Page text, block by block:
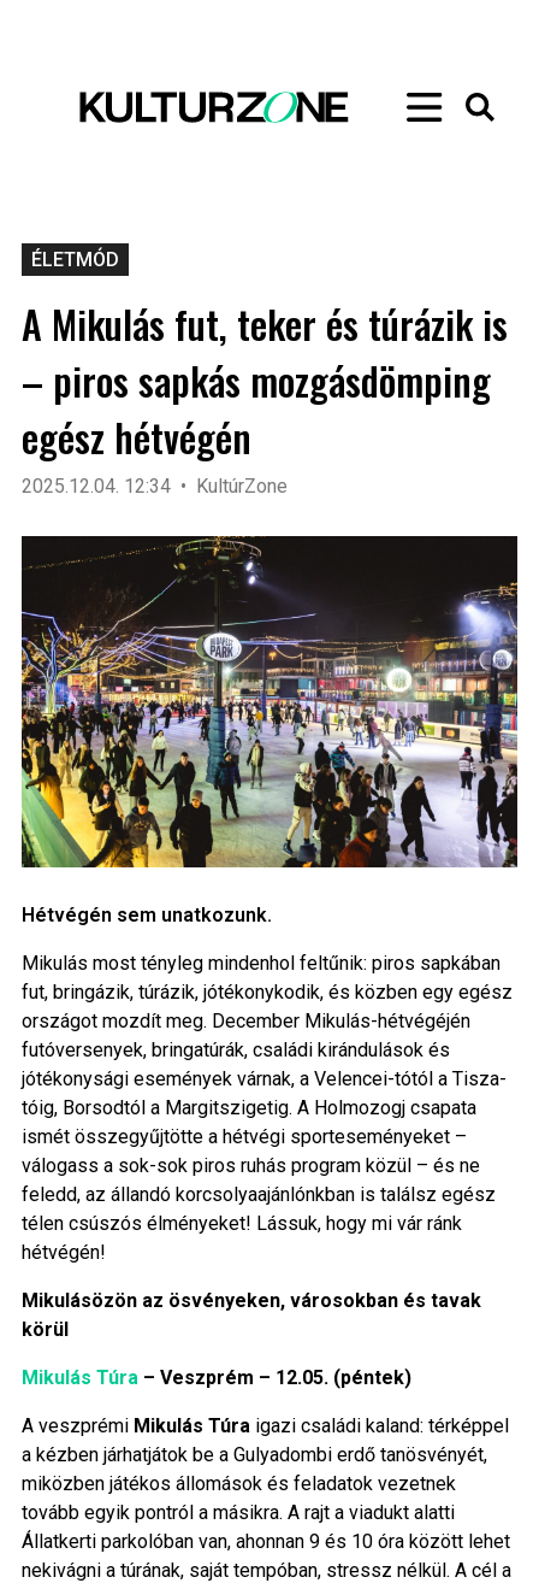
ÉLETMÓD
A Mikulás fut, teker és túrázik is
– piros sapkás mozgásdömping
egész hétvégén
2025.12.04. 12:34 KultúrZone
Hétvégén sem unatkozunk.
Mikulás most tényleg mindenhol feltűnik: piros sapkában
fut, bringázik, túrázik, jótékonykodik, és közben egy egész
országot mozdít meg. December Mikulás-hétvégéjén
futóversenyek, bringatúrák, családi kirándulások és
jótékonysági események várnak, a Velencei-tótól a Tisza-
tóig, Borsodtól a Margitszigetig. A Holmozogj csapata
ismét összegyűjtötte a hétvégi sporteseményeket –
válogass a sok-sok piros ruhás program közül – és ne
feledd, az állandó korcsolyaajánlónkban is találsz egész
télen csúszós élményeket! Lássuk, hogy mi vár ránk
hétvégén!
Mikulásözön az ösvényeken, városokban és tavak
körül
Mikulás Túra – Veszprém – 12.05. (péntek)
A veszprémi Mikulás Túra igazi családi kaland: térképpel
a kézben járhatjátok be a Gulyadombi erdő tanösvényét,
miközben játékos állomások és feladatok vezetnek
tovább egyik pontról a másikra. A rajt a viadukt alatti
Állatkerti parkolóban van, ahonnan 9 és 10 óra között lehet
nekivágni a túrának, saját tempóban, stressz nélkül. A cél a